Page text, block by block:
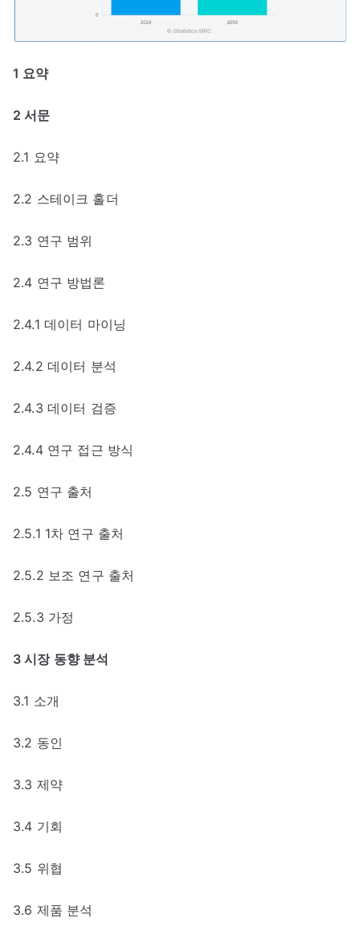
1 요약
2 서문
2.1 요약
2.2 스테이크 홀더
2.3 연구 범위
2.4 연구 방법론
2.4.1 데이터 마이닝
2.4.2 데이터 분석
2.4.3 데이터 검증
2.4.4 연구 접근 방식
2.5 연구 출처
2.5.1 1차 연구 출처
2.5.2 보조 연구 출처
2.5.3 가정
3 시장 동향 분석
3.1 소개
3.2 동인
3.3 제약
3.4 기회
3.5 위협
3.6 제품 분석